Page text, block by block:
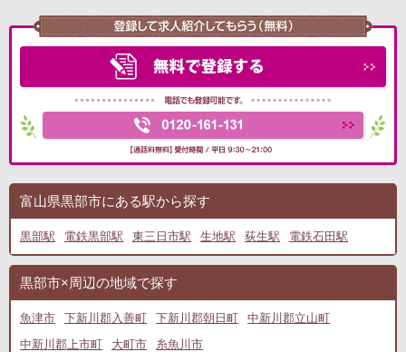
富山県黒部市にある駅から探す
黒部駅 電鉄黒部駅 東三日市駅 生地駅 荻生駅 電鉄石田駅
黒部市×周辺の地域で探す
魚津市 下新川郡入善町 下新川郡朝日町
中新川郡立山町
中新川郡上市町
大町市 糸魚川市